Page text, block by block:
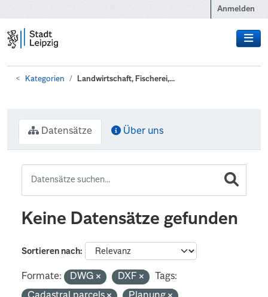
Anmelden
Kategorien Landwirtschaft, Fischerei,...
Datensätze Über uns
Keine Datensätze gefunden
Sortieren nach
Formate: DWG DXF
Tags: